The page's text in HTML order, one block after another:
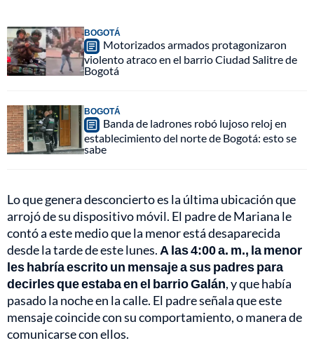
BOGOTÁ
Motorizados armados protagonizaron
violento atraco en el barrio Ciudad Salitre de
Bogotá
BOGOTÁ
Banda de ladrones robó lujoso reloj en
establecimiento del norte de Bogotá: esto se
sabe
Lo que genera desconcierto es la última ubicación que
arrojó de su dispositivo móvil. El padre de Mariana le
contó a este medio que la menor está desaparecida
desde la tarde de este lunes. A las 4:00 a. m., la menor
les habría escrito un mensaje a sus padres para
decirles que estaba en el barrio Galán, y que había
pasado la noche en la calle. El padre señala que este
mensaje coincide con su comportamiento, o manera de
comunicarse con ellos.